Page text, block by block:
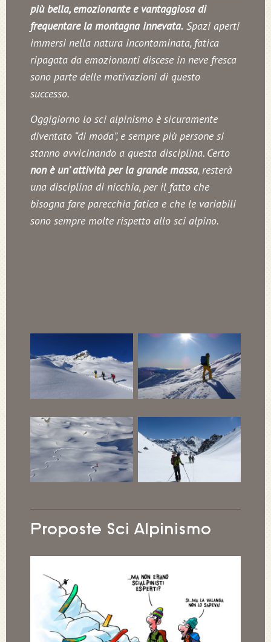
più bella, emozionante e vantaggiosa di
frequentare la montagna innevata. Spazi aperti
immersi nella natura incontaminata, fatica
ripagata da emozionanti discese in neve fresca
sono parte delle motivazioni di questo
successo.
Oggigiorno lo sci alpinismo è sicuramente
diventato “di moda”, e sempre più persone si
stanno avvicinando a questa disciplina. Certo
non è un’ attività per la grande massa, resterà
una disciplina di nicchia, per il fatto che
bisogna fare parecchia fatica e che le variabili
sono sempre molte rispetto allo sci alpino.
Proposte Sci Alpinismo